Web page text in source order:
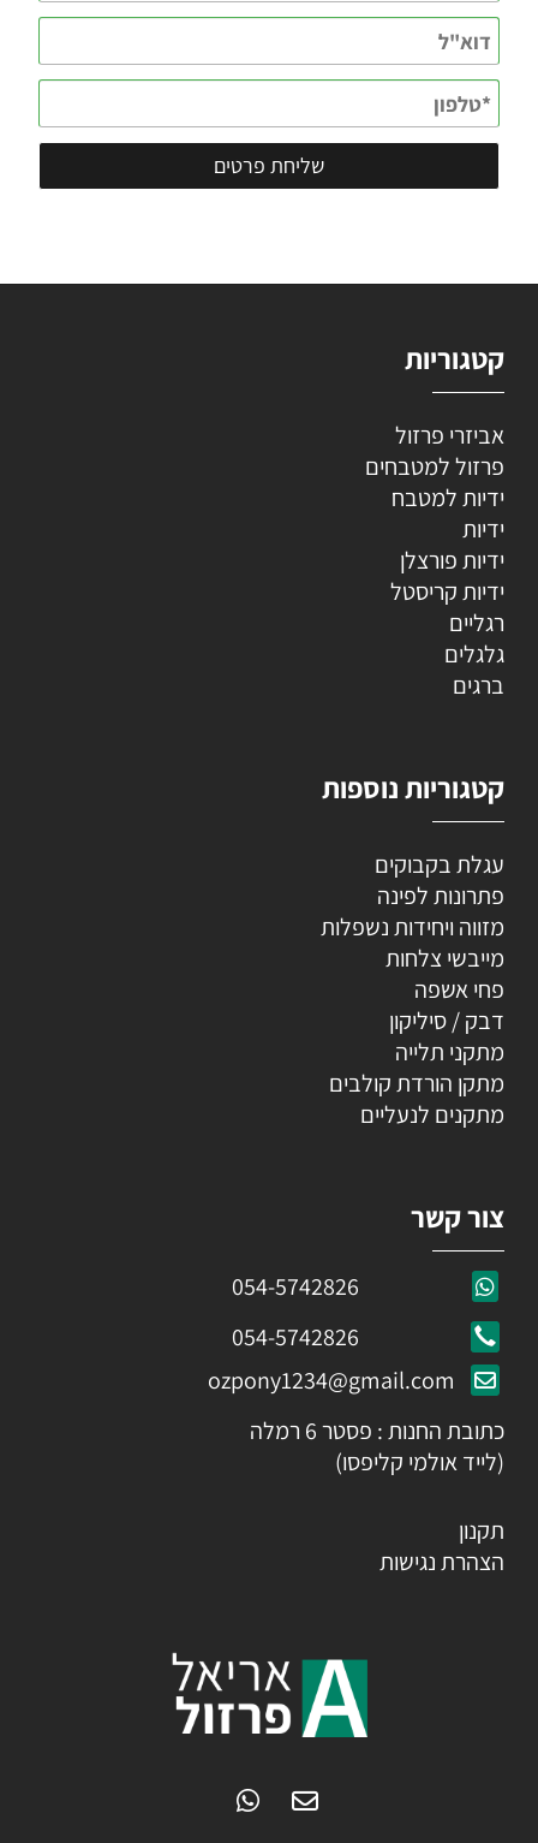
קטגוריות
אביזרי פרזול
פרזול למטבחים
ידיות למטבח
ידיות
ידיות פורצלן
ידיות קריסטל
רגליים
גלגלים
ברגים
קטגוריות נוספות
עגלת בקבוקים
פתרונות לפינה
מזווה ויחידות נשפלות
מייבשי צלחות
פחי אשפה
דבק / סיליקון
מתקני תלייה
מתקן הורדת קולבים
מתקנים לנעליים
צור קשר
054-5742826
054-5742826
ozpony1234@gmail.com
כתובת החנות : פסטר 6 רמלה
(לייד אולמי קליפסו)
תקנון
הצהרת נגישות